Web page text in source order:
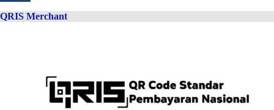
QRIS Merchant